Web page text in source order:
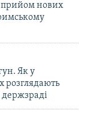
нових
Як у
розглядають